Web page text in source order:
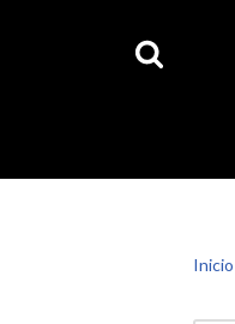
Inicio